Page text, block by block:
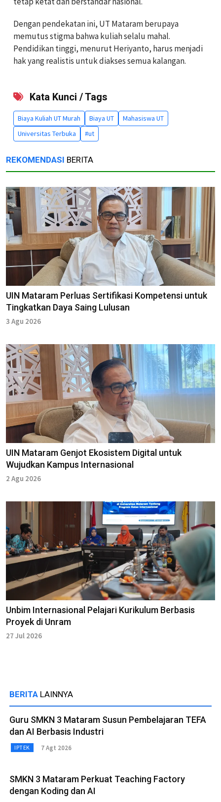
Dengan pendekatan ini, UT Mataram berupaya
memutus stigma bahwa kuliah selalu mahal.
Pendidikan tinggi, menurut Heriyanto, harus menjadi
hak yang realistis untuk diakses semua kalangan.
Kata Kunci / Tags
Biaya Kuliah UT Murah Biaya UT
Mahasiswa UT
Universitas Terbuka
#ut
REKOMENDASI BERITA
UIN Mataram Perluas Sertifikasi Kompetensi untuk
Tingkatkan Daya Saing Lulusan
3 Agu 2026
UIN Mataram Genjot Ekosistem Digital untuk
Wujudkan Kampus Internasional
2 Agu 2026
Unbim Internasional Pelajari Kurikulum Berbasis
Proyek di Unram
27 Jul 2026
BERITA LAINNYA
Guru SMKN 3 Mataram Susun Pembelajaran TEFA
dan AI Berbasis Industri
IPTEK 7 Agt 2026
SMKN 3 Mataram Perkuat Teaching Factory
dengan Koding dan AI